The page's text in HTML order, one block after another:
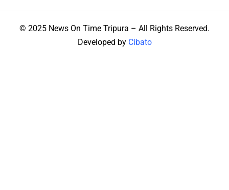
© 2025 News On Time Tripura – All Rights Reserved.
Developed by Cibato